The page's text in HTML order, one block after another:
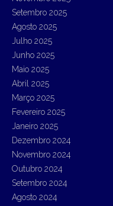
f
o
r
Setembro 2025
Agosto 2025
Julho 2025
Junho 2025
Maio 2025
Abril 2025
Março 2025
Fevereiro 2025
Janeiro 2025
Dezembro 2024
Novembro 2024
Outubro 2024
Setembro 2024
Agosto 2024